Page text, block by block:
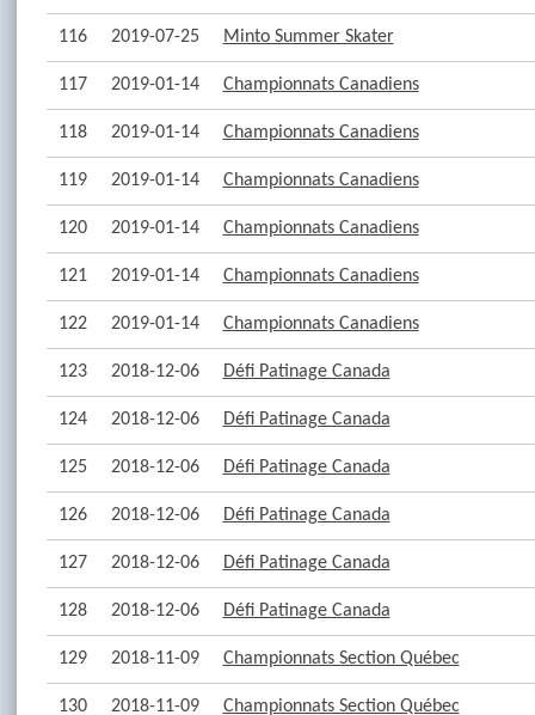
116 2019-07-25 Minto Summer Skater
117 2019-01-14 Championnats Canadiens
118 2019-01-14 Championnats Canadiens
119 2019-01-14 Championnats Canadiens
120 2019-01-14 Championnats Canadiens
121 2019-01-14 Championnats Canadiens
122 2019-01-14 Championnats Canadiens
123 2018-12-06 Défi Patinage Canada
124 2018-12-06 Défi Patinage Canada
125 2018-12-06 Défi Patinage Canada
126 2018-12-06 Défi Patinage Canada
127 2018-12-06 Défi Patinage Canada
128 2018-12-06 Défi Patinage Canada
129 2018-11-09 Championnats Section Québec
130 2018-11-09 Championnats Section Québec